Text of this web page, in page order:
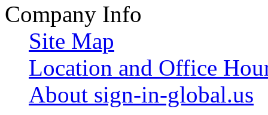
Company Info
Site Map
Location and Office
About sign-in-global.us